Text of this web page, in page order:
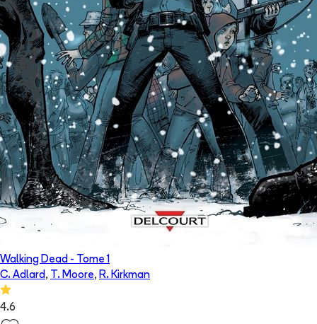
Walking Dead - Tome 1
C. Adlard , T. Moore, R. Kirkman
4.6